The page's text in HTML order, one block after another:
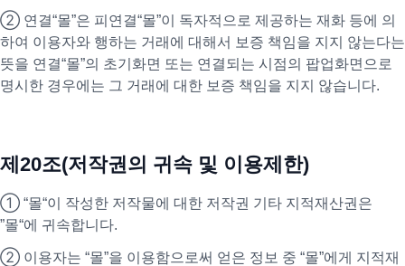
② 연결“몰”은 피연결“몰”이 독자적으로 제공하는 재화 등에 의
하여 이용자와 행하는 거래에 대해서 보증 책임을 지지 않는다는
뜻을 연결“몰”의 초기화면 또는 연결되는 시점의 팝업화면으로
명시한 경우에는 그 거래에 대한 보증 책임을 지지 않습니다.
제20조(저작권의 귀속 및 이용제한)
① “몰“이 작성한 저작물에 대한 저작권 기타 지적재산권은
”몰“에 귀속합니다.
② 이용자는 “몰”을 이용함으로써 얻은 정보 중 “몰”에게 지적재